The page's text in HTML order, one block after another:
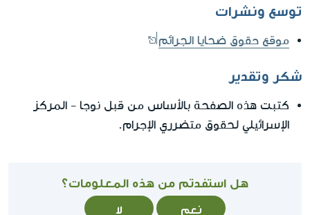
توسع ونشرات
موقع حقوق ضحايا الجرائم
شكر وتقدير
كتبت هذه الصفحة بالأساس من قبل نوجا - المركز
الإسرائيلي لحقوق متضرري الإجرام.
هل استفدتم من هذه المعلومات؟
نعم لا